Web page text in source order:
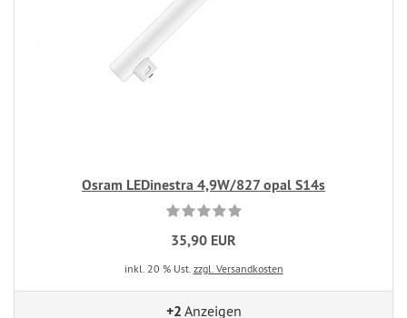
Osram LEDinestra 4,9W/827 opal S14s
35,90 EUR
inkl. 20 % Ust. zzgl. Versandkosten
+2 Anzeigen